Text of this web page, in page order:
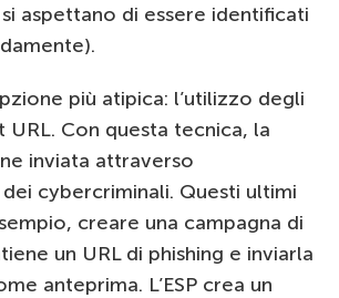
aspettano di essere identificati
più atipica: l’utilizzo degli
URL. Con questa tecnica, la
inviata attraverso
cybercriminali. Questi ultimi
creare una campagna di
un URL di phishing e inviarla
anteprima. L’ESP crea un